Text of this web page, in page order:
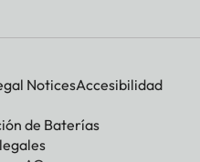
NoticesAccesibilidad
de Baterías